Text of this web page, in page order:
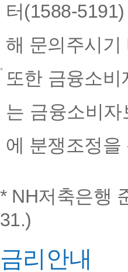
터(1588-
해 문의주시기
또한 금융소
는 금융소비
에 분쟁조정
* NH저축은행
31.)
금리안내